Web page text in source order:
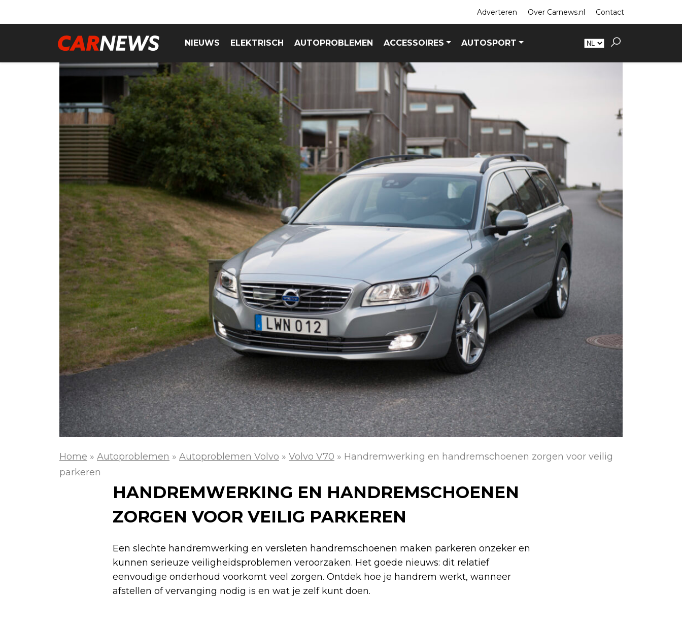
Adverteren Over Carnews.nl Contact
NIEUWS ELEKTRISCH AUTOPROBLEMEN ACCESSOIRES AUTOSPORT
Home » Autoproblemen » Autoproblemen Volvo » Volvo V70 » Handremwerking en handremschoenen zorgen voor veilig
parkeren
HANDREMWERKING EN HANDREMSCHOENEN
ZORGEN VOOR VEILIG PARKEREN
Een slechte handremwerking en versleten handremschoenen maken parkeren onzeker en
kunnen serieuze veiligheidsproblemen veroorzaken. Het goede nieuws: dit relatief
eenvoudige onderhoud voorkomt veel zorgen. Ontdek hoe je handrem werkt, wanneer
afstellen of vervanging nodig is en wat je zelf kunt doen.